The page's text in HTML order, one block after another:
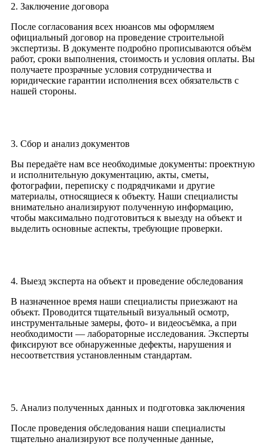
2. Заключение договора
После согласования всех нюансов мы оформляем
официальный договор на проведение строительной
экспертизы. В документе подробно прописываются объём
работ, сроки выполнения, стоимость и условия оплаты. Вы
получаете прозрачные условия сотрудничества и
юридические гарантии исполнения всех обязательств с
нашей стороны.
3. Сбор и анализ документов
Вы передаёте нам все необходимые документы: проектную
и исполнительную документацию, акты, сметы,
фотографии, переписку с подрядчиками и другие
материалы, относящиеся к объекту. Наши специалисты
внимательно анализируют полученную информацию,
чтобы максимально подготовиться к выезду на объект и
выделить основные аспекты, требующие проверки.
4. Выезд эксперта на объект и проведение обследования
В назначенное время наши специалисты приезжают на
объект. Проводится тщательный визуальный осмотр,
инструментальные замеры, фото- и видеосъёмка, а при
необходимости — лабораторные исследования. Эксперты
фиксируют все обнаруженные дефекты, нарушения и
несоответствия установленным стандартам.
5. Анализ полученных данных и подготовка заключения
После проведения обследования наши специалисты
тщательно анализируют все полученные данные,